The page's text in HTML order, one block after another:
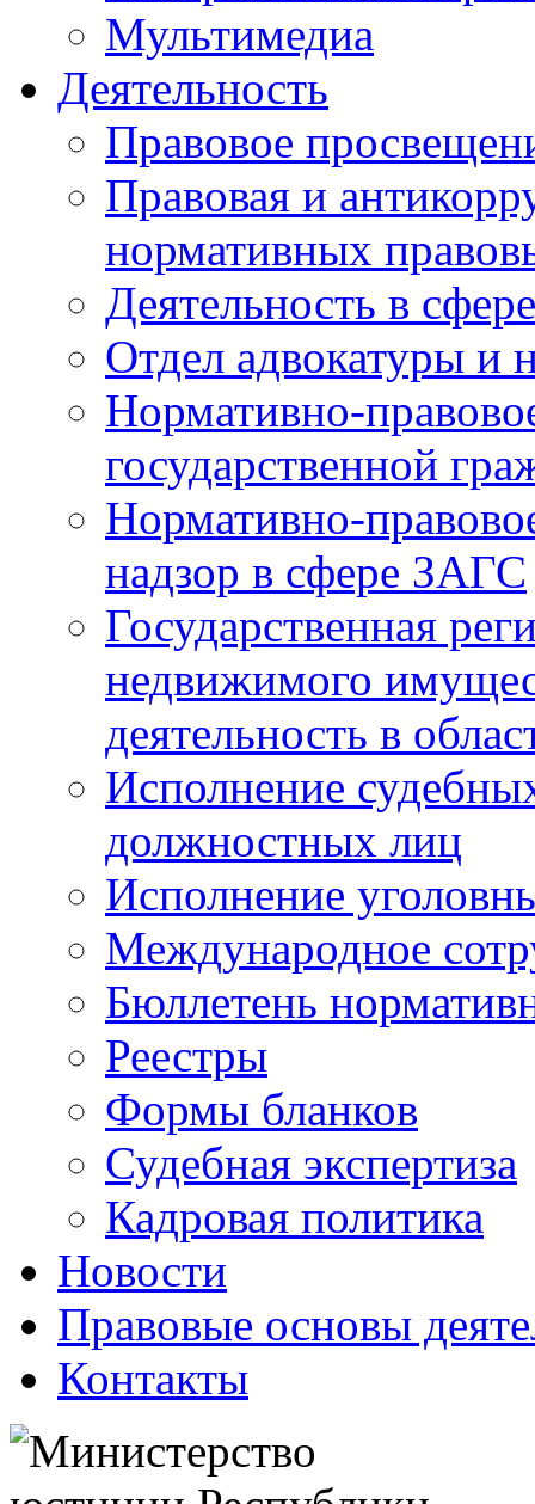
Мультимедиа
Деятельность
Правовое
Правовая и
нормативных
Деятельность в
Отдел адвокатуры и
Нормативно-
государственной
Нормативно-
надзор в сфере ЗАГС
Государственная
недвижимого
деятельность в
Исполнение
должностных лиц
Исполнение
Международное
Бюллетень
Реестры
Формы бланков
Судебная экспертиза
Кадровая политика
Новости
Правовые основы
Контакты